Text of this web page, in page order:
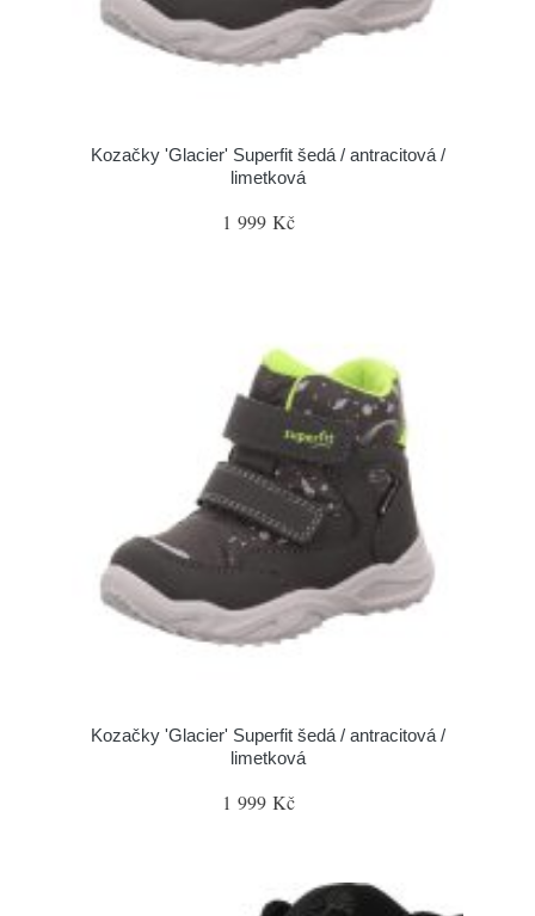
Kozačky 'Glacier' Superfit šedá / antracitová /
limetková
1 999 Kč
Kozačky 'Glacier' Superfit šedá / antracitová /
limetková
1 999 Kč